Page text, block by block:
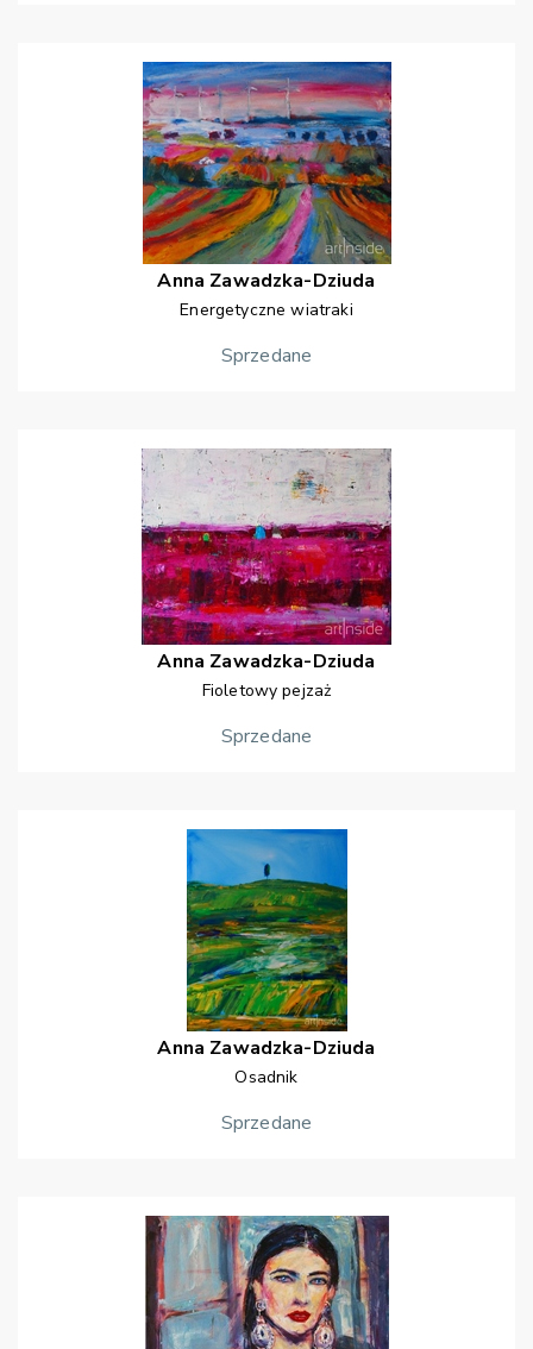
Anna Zawadzka-Dziuda
Energetyczne wiatraki
Sprzedane
Anna Zawadzka-Dziuda
Fioletowy pejzaż
Sprzedane
Anna Zawadzka-Dziuda
Osadnik
Sprzedane